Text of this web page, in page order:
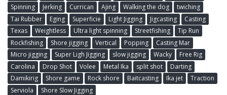
Spinning
Jerking Currican Ajing Walking the dog
twiching
Tai Rubber
Eging Superficie Light Jigging Jigcasting
Casting
Texas
Weightless Ultra light spinning Streetfishing
Tip Run
Rockfishing
Shore jigging Vertical Popping
Casting Mar
Micro jigging
Super Ligh Jigging slow jigging Wacky
Free Rig
Carolina
Drop Shot Volee Metal Ika split shot
Darting
Damikirig
Shore game Rock shore Baitcasting Ika jet
Traction
Serviola
Shore Slow Jigging